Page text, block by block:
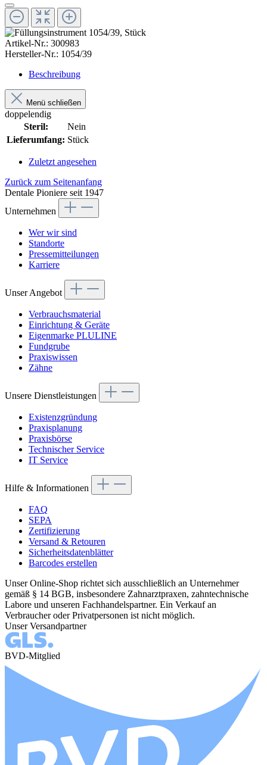
Artikel-Nr.: 300983
Hersteller-Nr.: 1054/39
Beschreibung
Menü schließen
doppelendig
Steril:
Nein
Lieferumfang: Stück
Zuletzt angesehen
Zurück zum Seitenanfang
Dentale Pioniere seit 1947
Unternehmen
Wer wir sind
Standorte
Pressemitteilungen
Karriere
Unser Angebot
Verbrauchsmaterial
Einrichtung & Geräte
Eigenmarke PLULINE
Fundgrube
Praxiswissen
Zähne
Unsere Dienstleistungen
Existenzgründung
Praxisplanung
Praxisbörse
Technischer Service
IT Service
Hilfe & Informationen
FAQ
SEPA
Zertifizierung
Versand & Retouren
Sicherheitsdatenblätter
Barcodes erstellen
Unser Online-Shop richtet sich ausschließlich an Unternehmer
gemäß § 14 BGB, insbesondere Zahnarztpraxen, zahntechnische
Labore und unseren Fachhandelspartner. Ein Verkauf an
Verbraucher oder Privatpersonen ist nicht möglich.
Unser Versandpartner
BVD-Mitglied